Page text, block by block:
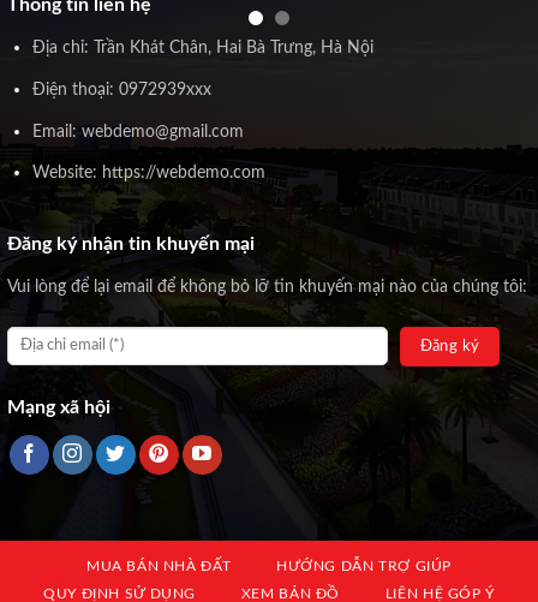
Thông tin liên hệ
Địa chỉ: Trần Khát Chân, Hai Bà Trưng, Hà Nội
Điện thoại: 0972939xxx
Email: webdemo@gmail.com
Website: https://webdemo.com
Đăng ký nhận tin khuyến mại
Vui lòng để lại email để không bỏ lỡ tin khuyến mại nào của chúng tôi:
Mạng xã hội
MUA BÁN NHÀ ĐẤT
HƯỚNG DẪN TRỢ GIÚP
QUY ĐỊNH SỬ DỤNG
XEM BẢN ĐỒ LIÊN HỆ GÓP Ý